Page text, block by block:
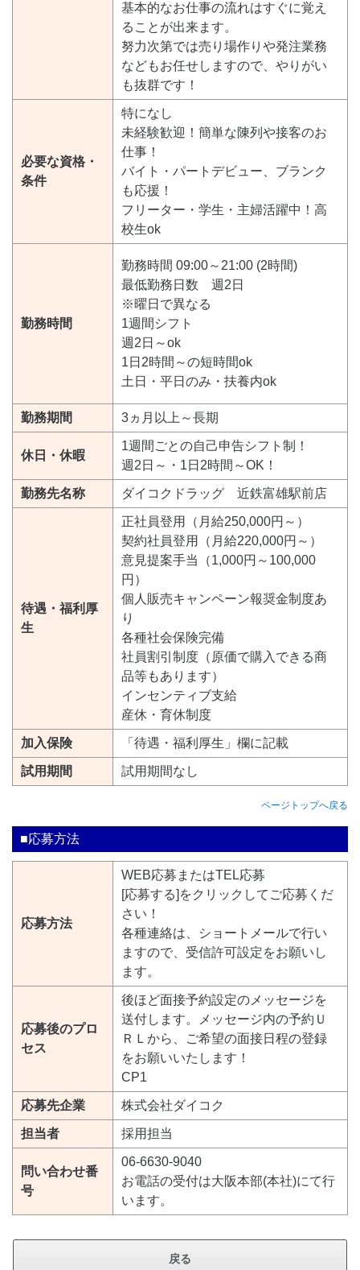
基本的なお仕事の流れはすぐに覚え
ることが出来ます。
努力次第では売り場作りや発注業務
などもお任せしますので、やりがい
も抜群です！
必要な資格・
条件
特になし
未経験歓迎！簡単な陳列や接客のお
仕事！
バイト・パートデビュー、ブランク
も応援！
フリーター・学生・主婦活躍中！高
校生ok
勤務時間
勤務時間 09:00～21:00 (2時間)
最低勤務日数 週2日
※曜日で異なる
1週間シフト
週2日～ok
1日2時間～の短時間ok
土日・平日のみ・扶養内ok
勤務期間 3ヵ月以上～長期
休日・休暇
1週間ごとの自己申告シフト制！
週2日～・1日2時間～OK！
勤務先名称 ダイコクドラッグ 近鉄富雄駅前店
待遇・福利厚
生
正社員登用（月給250,000円～）
契約社員登用（月給220,000円～）
意見提案手当（1,000円～100,000
円）
個人販売キャンペーン報奨金制度あ
り
各種社会保険完備
社員割引制度（原価で購入できる商
品等もあります）
インセンティブ支給
産休・育休制度
加入保険 「待遇・福利厚生」欄に記載
試用期間 試用期間なし
ページトップへ戻る
■応募方法
応募方法
WEB応募またはTEL応募
[応募する]をクリックしてご応募くだ
さい！
各種連絡は、ショートメールで行い
ますので、受信許可設定をお願いし
ます。
応募後のプロ
セス
後ほど面接予約設定のメッセージを
送付します。メッセージ内の予約Ｕ
ＲＬから、ご希望の面接日程の登録
をお願いいたします！
CP1
応募先企業 株式会社ダイコク
担当者 採用担当
問い合わせ番
号
06-6630-9040
お電話の受付は大阪本部(本社)にて行
います。
戻る